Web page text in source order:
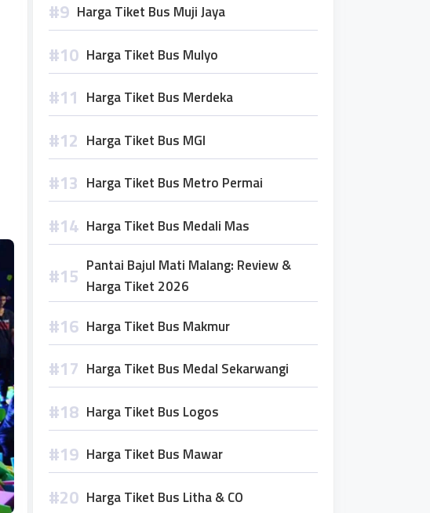
Harga Tiket Bus Muji Jaya
Harga Tiket Bus Mulyo
Harga Tiket Bus Merdeka
Harga Tiket Bus MGI
Harga Tiket Bus Metro Permai
Harga Tiket Bus Medali Mas
Pantai Bajul Mati Malang: Review &
Harga Tiket 2026
Harga Tiket Bus Makmur
Harga Tiket Bus Medal Sekarwangi
Harga Tiket Bus Logos
Harga Tiket Bus Mawar
Harga Tiket Bus Litha & CO